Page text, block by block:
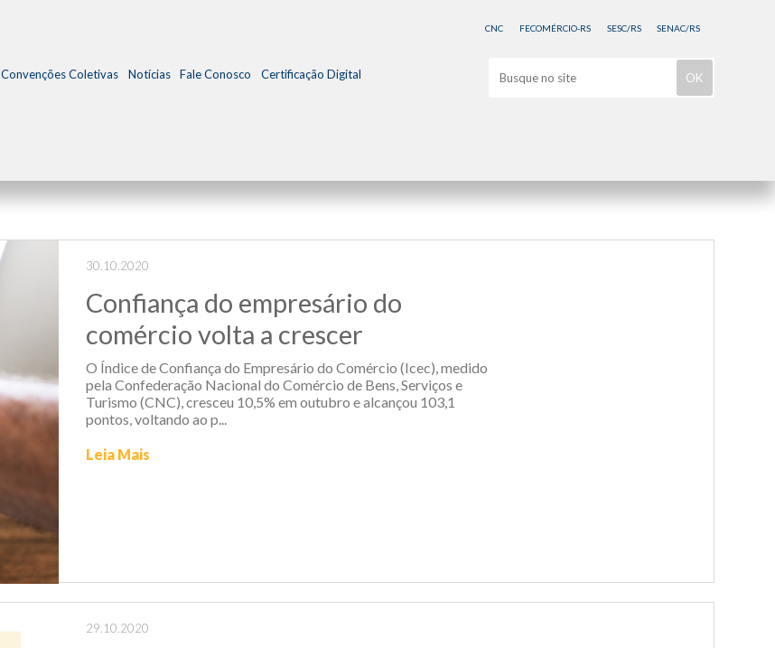
CNC FECOMÉRCIO-RS SESC/RS SENAC/RS
Convenções Coletivas Notícias Fale Conosco Certificação Digital
30.10.2020
Confiança do empresário do
comércio volta a crescer
O Índice de Confiança do Empresário do Comércio (Icec), medido
pela Confederação Nacional do Comércio de Bens, Serviços e
Turismo (CNC), cresceu 10,5% em outubro e alcançou 103,1
pontos, voltando ao p...
Leia Mais
29.10.2020